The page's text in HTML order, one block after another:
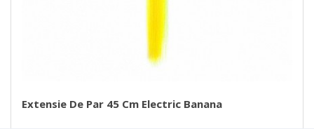
Extensie De Par 45 Cm Electric Banana